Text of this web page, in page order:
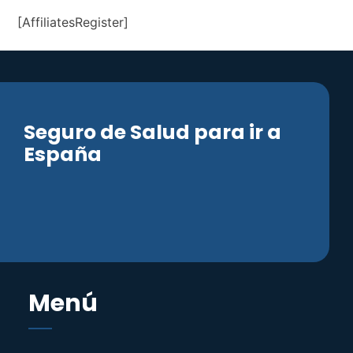
[AffiliatesRegister]
Seguro de Salud para ir a
España
Menú